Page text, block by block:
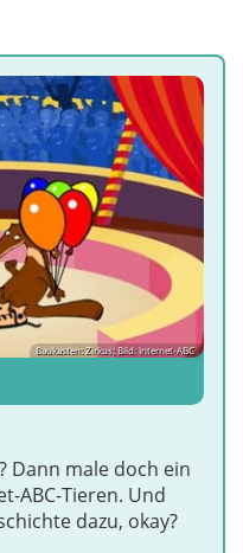
Baukasten: Zirkus; Bild: Internet-ABC
Dann male doch ein
ABC-Tieren. Und
dazu, okay?